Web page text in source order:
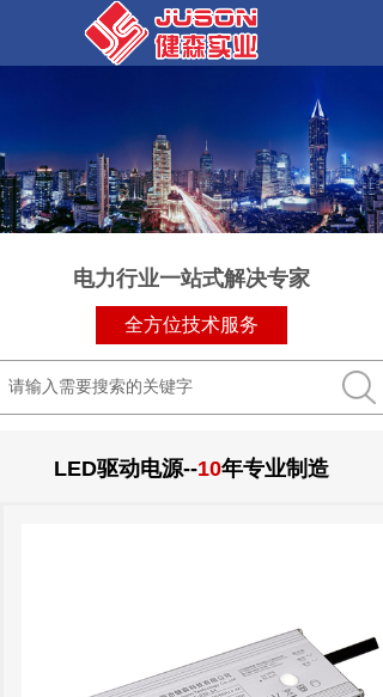
电力行业一站式解决专家
全方位技术服务
搜索
LED驱动电源--10年专业制造